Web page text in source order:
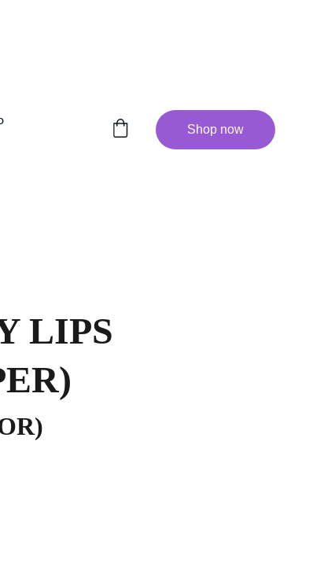
Shop now
LIPS